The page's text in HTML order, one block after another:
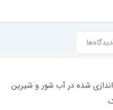
دیدگاه‌ها
اندازی شده در آب شور و شیرین